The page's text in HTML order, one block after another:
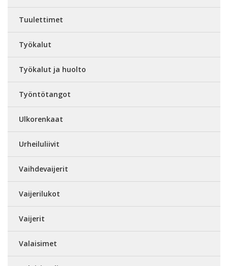
Tuulettimet
Työkalut
Työkalut ja huolto
Työntötangot
Ulkorenkaat
Urheiluliivit
Vaihdevaijerit
Vaijerilukot
Vaijerit
Valaisimet